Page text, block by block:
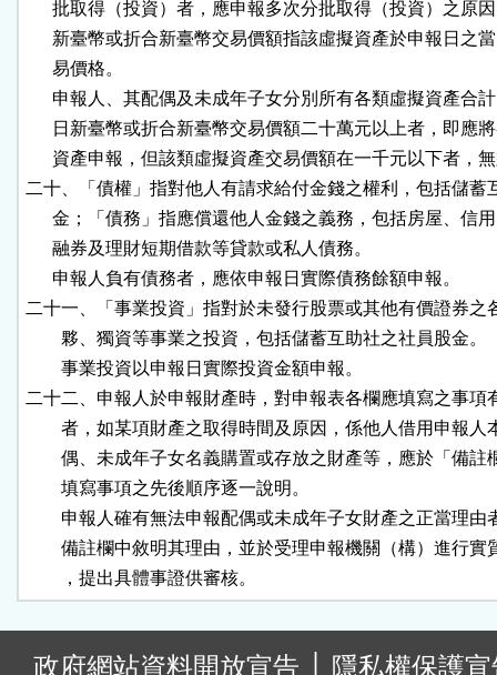
批取得（投資）者，應申報多次分批取得（投資）之原
新臺幣或折合新臺幣交易價額指該虛擬資產於申報日之
      易價格。
申報人、其配偶及未成年子女分別所有各類虛擬資產合
日新臺幣或折合新臺幣交易價額二十萬元以上者，即應
資產申報，但該類虛擬資產交易價額在一千元以下者，
二十、「債權」指對他人有請求給付金錢之權利，包括儲蓄
金；「債務」指應償還他人金錢之義務，包括房屋、信
      融券及理財短期借款等貸款或私人債務。
      申報人負有債務者，應依申報日實際債務餘額申報。
二十一、「事業投資」指對於未發行股票或其他有價證券之
        夥、獨資等事業之投資，包括儲蓄互助社之社員股金。
        事業投資以申報日實際投資金額申報。
二十二、申報人於申報財產時，對申報表各欄應填寫之事項
者，如某項財產之取得時間及原因，係他人借用申報人
偶、未成年子女名義購置或存放之財產等，應於「備註
        填寫事項之先後順序逐一說明。
申報人確有無法申報配偶或未成年子女財產之正當理由
備註欄中敘明其理由，並於受理申報機關（構）進行實
        ，提出具體事證供審核。
政府網站資料開放宣告
隱私權保護